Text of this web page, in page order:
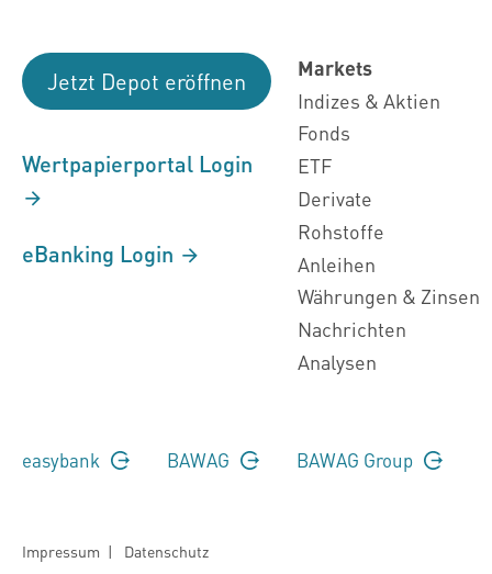
Jetzt Depot eröffnen
Wertpapierportal Login
eBanking Login
Markets
Indizes & Aktien
Fonds
ETF
Derivate
Rohstoffe
Anleihen
Währungen & Zinsen
Nachrichten
Analysen
easybank BAWAG BAWAG Group
Impressum | Datenschutz